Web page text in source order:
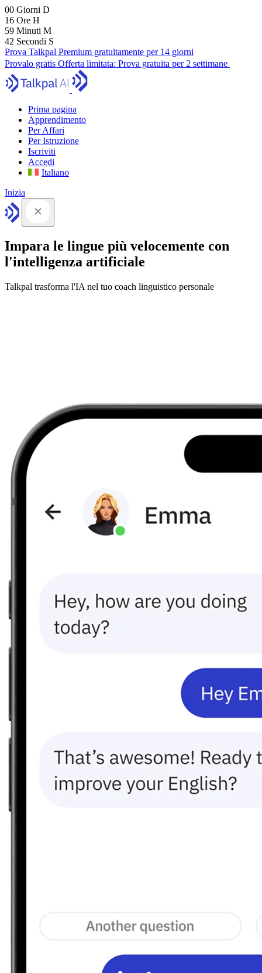
00 Giorni D
16 Ore H
59 Minuti M
41 Secondi S
Prova Talkpal Premium gratuitamente per 14 giorni
Provalo gratis Offerta limitata: Prova gratuita per 2 settimane
Prima pagina
Apprendimento
Per Affari
Per Istruzione
Iscriviti
Accedi
Italiano
Inizia
Impara le lingue più velocemente con
l'intelligenza artificiale
Talkpal trasforma l'IA nel tuo coach linguistico personale